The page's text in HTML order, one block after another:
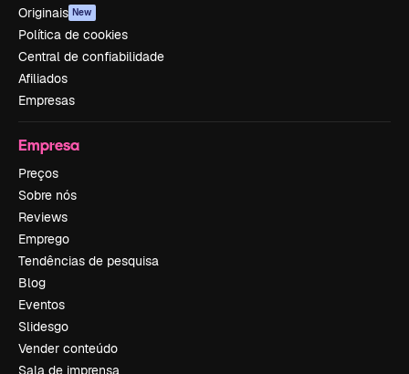
Originais New
Política de cookies
Central de confiabilidade
Afiliados
Empresas
Empresa
Preços
Sobre nós
Reviews
Emprego
Tendências de pesquisa
Blog
Eventos
Slidesgo
Vender conteúdo
Sala de imprensa